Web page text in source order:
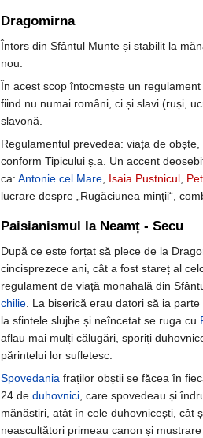
Dragomirna
Întors din Sfântul Munte și stabilit la
nou.
În acest scop întocmește un
fiind nu numai români, ci și slavi (ruși,
slavonă.
Regulamentul prevedea: viața de
conform Tipicului ș.a. Un accent
ca: Antonie cel Mare Isaia Pustnicul
lucrare despre „Rugăciunea minții“,
Paisianismul la Neamț - Secu
După ce este forțat să plece de la
cincisprezece ani, cât a fost stareț al
regulament de viață monahală din
chilie. La biserică erau datori să ia
la sfintele slujbe și neîncetat se ruga cu
aflau mai mulți călugări, sporiți
părintelui lor sufletesc.
Spovedania fraților obștii se făcea în
24 de duhovnici, care spovedeau și
mănăstiri, atât în cele duhovnicești, cât
neascultători primeau canon și